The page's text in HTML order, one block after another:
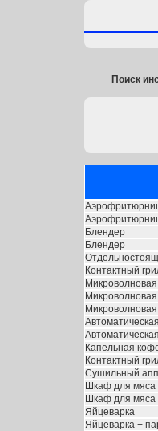
Поиск
Блендер
Блендер
Контактный
Капельная
Контактный
Сушильный
Шкаф для мяса
Шкаф для мяса
Яйцеварка
Яйцеварка +